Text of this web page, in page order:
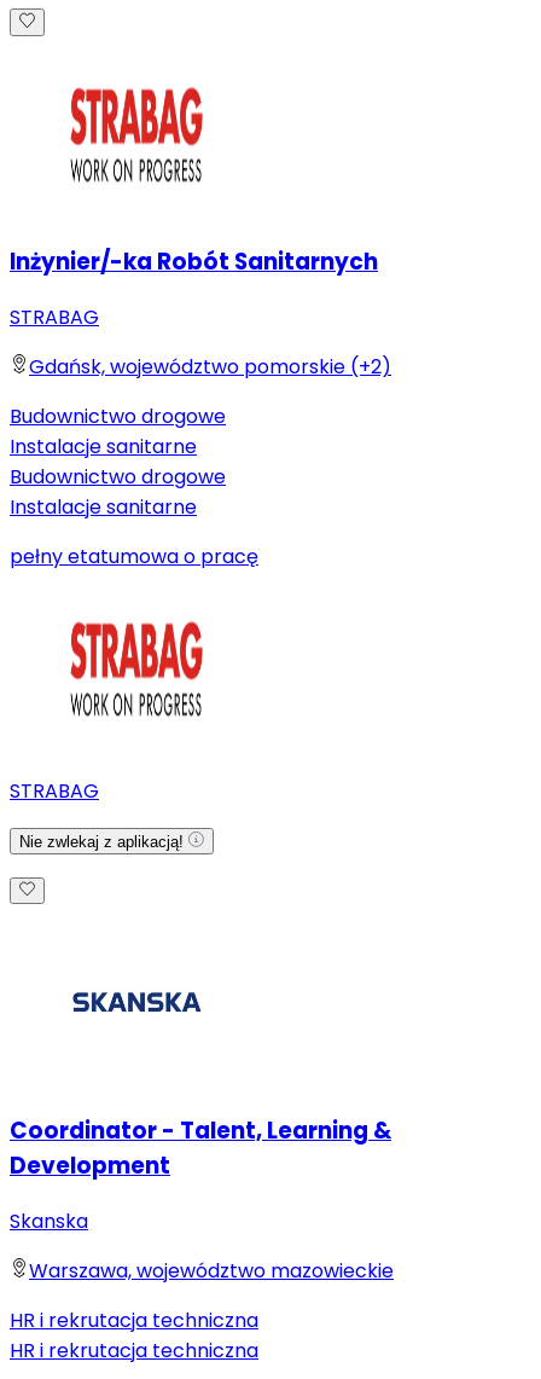
Inżynier/-ka Robót Sanitarnych
STRABAG
Gdańsk, województwo pomorskie (+2)
Budownictwo drogowe
Instalacje sanitarne
Budownictwo drogowe
Instalacje sanitarne
pełny etatumowa o pracę
STRABAG
Nie zwlekaj z aplikacją!
Coordinator - Talent, Learning &
Development
Skanska
Warszawa, województwo mazowieckie
HR i rekrutacja techniczna
HR i rekrutacja techniczna